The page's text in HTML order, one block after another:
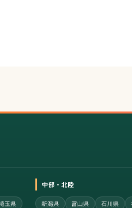
玉県
中部・北陸
新潟県 富山県 石川県